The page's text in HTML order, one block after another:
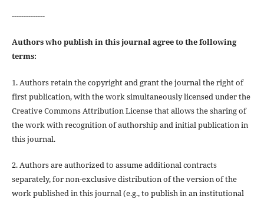
--------------
Authors who publish in this journal agree to the following
terms:
1. Authors retain the copyright and grant the journal the right of
first publication, with the work simultaneously licensed under the
Creative Commons Attribution License that allows the sharing of
the work with recognition of authorship and initial publication in
this journal.
2. Authors are authorized to assume additional contracts
separately, for non-exclusive distribution of the version of the
work published in this journal (e.g., to publish in an institutional